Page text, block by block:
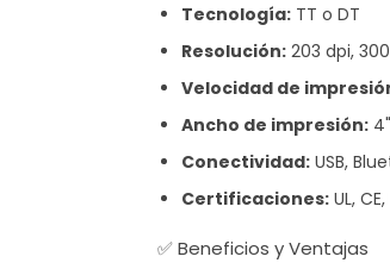
Tecnología: TT o DT
Resolución: 203 dpi,
Velocidad de
Ancho de impresión:
Conectividad: USB,
Certificaciones: UL,
✅ Beneficios y Ventajas